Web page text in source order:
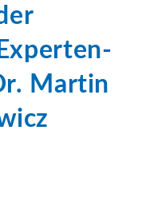
Martin